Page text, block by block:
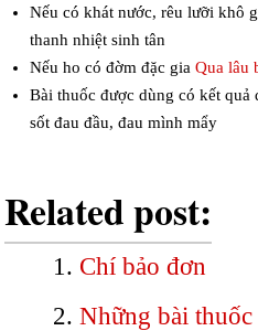
Nếu có khát nước, rêu lưỡi khô
thanh nhiệt sinh tân
Nếu ho có đờm đặc gia Qua lâu
Bài thuốc được dùng có kết quả
sốt đau đầu, đau mình mẩy
Related post:
Chí bảo đơn
Những bài